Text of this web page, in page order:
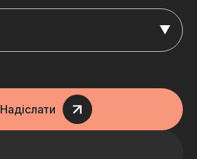
Надіслати